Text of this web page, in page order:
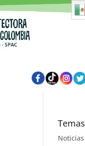
Temas
Noticias